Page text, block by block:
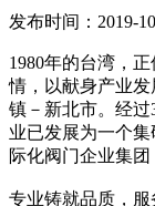
发布时间：2019-
1980年的台湾，
情，以献身产业
镇－新北市。经
业已发展为一个
际化阀门企业集
专业铸就品质，